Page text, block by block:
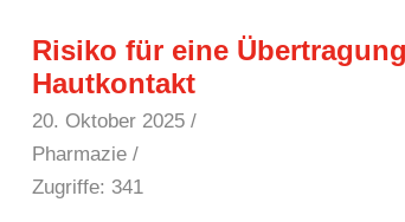
Risiko für eine
Hautkontakt
20. Oktober 2025 /
Pharmazie /
Zugriffe: 341